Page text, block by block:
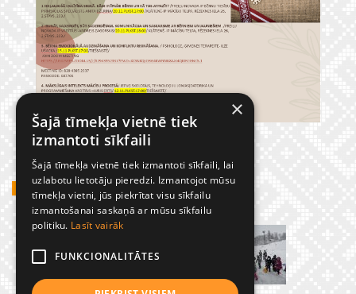
GADĪJUMBILDES
×
Šajā tīmekļa vietnē tiek
izmantoti sīkfaili
Šajā tīmekļa vietnē tiek izmantoti sīkfaili, lai
uzlabotu lietotāju pieredzi. Izmantojot mūsu
tīmekļa vietni, jūs piekrītat visu sīkfailu
izmantošanai saskaņā ar mūsu sīkfailu
politiku. Lasīt vairāk
FUNKCIONALITĀTES